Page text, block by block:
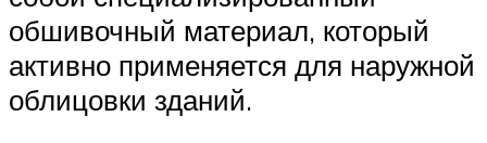
обшивочный материал, который
активно применяется для наружной
облицовки зданий.